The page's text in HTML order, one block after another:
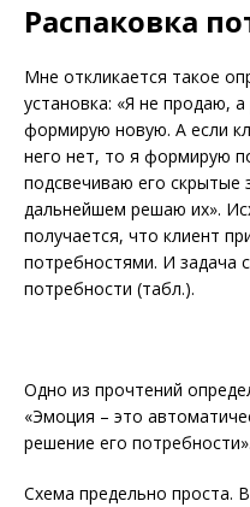
Распаковка
Мне откликается такое
установка: «Я не продаю,
формирую новую. А если
него нет, то я формирую
подсвечиваю его скрытые
дальнейшем решаю их».
получается, что клиент
потребностями. И задача
потребности (табл.).
Одно из прочтений
«Эмоция – это
решение его потребности».
Схема предельно проста.